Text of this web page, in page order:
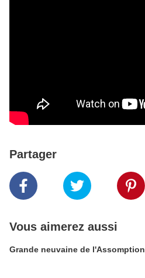
Partager
Vous aimerez aussi
Grande neuvaine de l'Assomption